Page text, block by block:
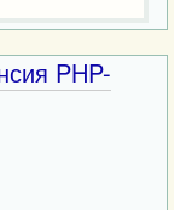
PHP-